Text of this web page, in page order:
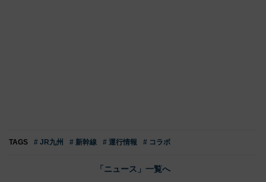
TAGS # JR九州 # 新幹線 # 運行情報 # コラボ
「ニュース」一覧へ